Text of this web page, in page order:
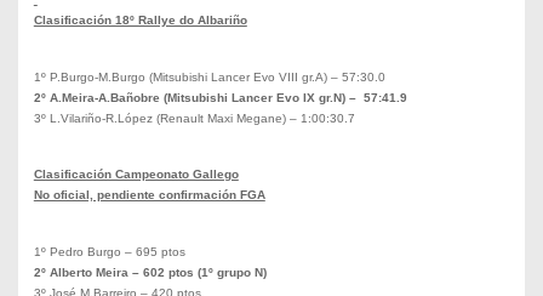
Clasificación 18º Rallye do Albariño
1º P.Burgo-M.Burgo (Mitsubishi Lancer Evo VIII gr.A) – 57:30.0
2º A.Meira-A.Bañobre (Mitsubishi Lancer Evo IX gr.N) – 57:41.9
3º L.Vilariño-R.López (Renault Maxi Megane) – 1:00:30.7
Clasificación Campeonato Gallego
No oficial, pendiente confirmación FGA
1º Pedro Burgo – 695 ptos
2º Alberto Meira – 602 ptos (1º grupo N)
3º José M.Barreiro – 420 ptos